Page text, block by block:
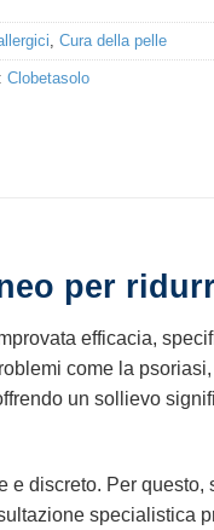
, Cura della pelle
Clobetasolo
per
efficacia,
come la
un sollievo
discreto. Per
specialistica